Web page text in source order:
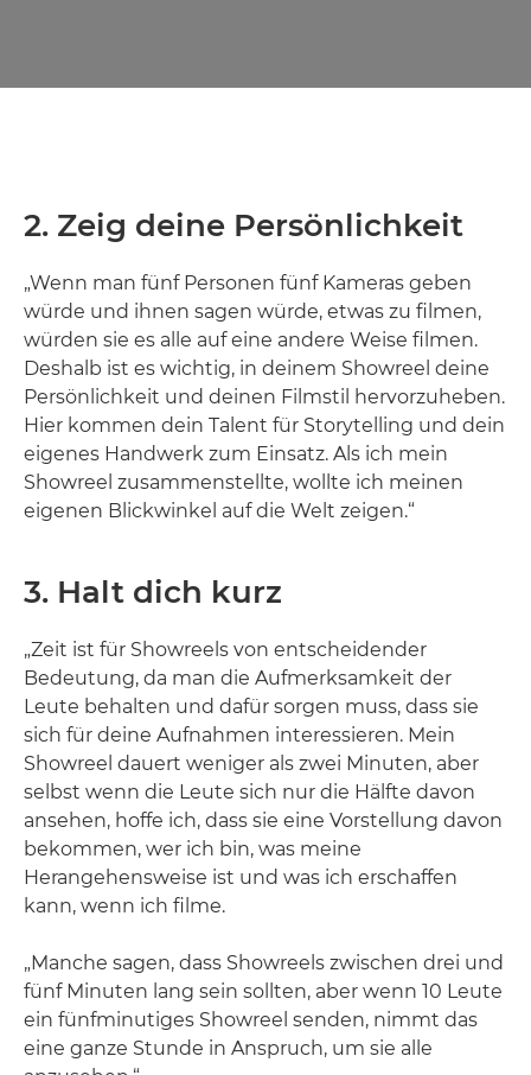
2. Zeig deine Persönlichkeit
„Wenn man fünf Personen fünf Kameras geben
würde und ihnen sagen würde, etwas zu filmen,
würden sie es alle auf eine andere Weise filmen.
Deshalb ist es wichtig, in deinem Showreel deine
Persönlichkeit und deinen Filmstil hervorzuheben.
Hier kommen dein Talent für Storytelling und dein
eigenes Handwerk zum Einsatz. Als ich mein
Showreel zusammenstellte, wollte ich meinen
eigenen Blickwinkel auf die Welt zeigen.“
3. Halt dich kurz
„Zeit ist für Showreels von entscheidender
Bedeutung, da man die Aufmerksamkeit der
Leute behalten und dafür sorgen muss, dass sie
sich für deine Aufnahmen interessieren. Mein
Showreel dauert weniger als zwei Minuten, aber
selbst wenn die Leute sich nur die Hälfte davon
ansehen, hoffe ich, dass sie eine Vorstellung davon
bekommen, wer ich bin, was meine
Herangehensweise ist und was ich erschaffen
kann, wenn ich filme.
„Manche sagen, dass Showreels zwischen drei und
fünf Minuten lang sein sollten, aber wenn 10 Leute
ein fünfminutiges Showreel senden, nimmt das
eine ganze Stunde in Anspruch, um sie alle